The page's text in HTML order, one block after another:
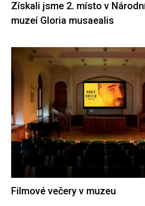
Získali jsme 2. místo v
muzeí Gloria musaealis
Filmové večery v muzeu